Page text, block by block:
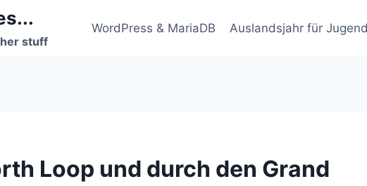
stuff
WordPress & MariaDB Auslandsjahr für
Loop und durch den Grand